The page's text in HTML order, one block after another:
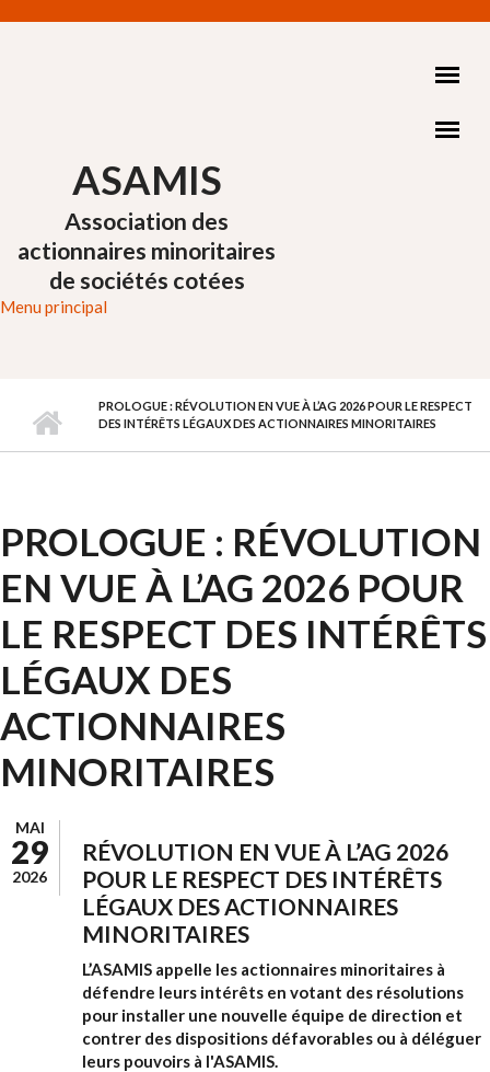
ASAMIS
Association des
actionnaires minoritaires
de sociétés cotées
Menu principal
PROLOGUE : RÉVOLUTION EN VUE À L’AG 2026 POUR LE RESPECT
DES INTÉRÊTS LÉGAUX DES ACTIONNAIRES MINORITAIRES
PROLOGUE : RÉVOLUTION
EN VUE À L’AG 2026 POUR
LE RESPECT DES INTÉRÊTS
LÉGAUX DES
ACTIONNAIRES
MINORITAIRES
MAI
29
2026
RÉVOLUTION EN VUE À L’AG 2026
POUR LE RESPECT DES INTÉRÊTS
LÉGAUX DES ACTIONNAIRES
MINORITAIRES
L’ASAMIS appelle les actionnaires minoritaires à
défendre leurs intérêts en votant des résolutions
pour installer une nouvelle équipe de direction et
contrer des dispositions défavorables ou à déléguer
leurs pouvoirs à l'ASAMIS.